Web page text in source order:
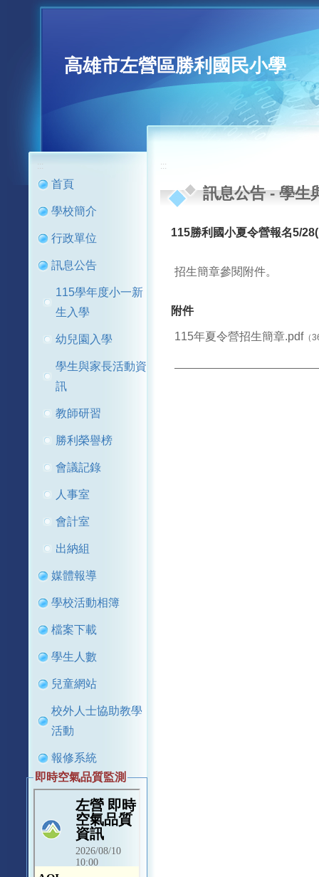
高雄市左營區勝利國民小學
:::
首頁
學校簡介
行政單位
訊息公告
115學年度小一新
生入學
幼兒園入學
學生與家長活動資
訊
教師研習
勝利榮譽榜
會議記錄
人事室
會計室
出納組
媒體報導
學校活動相簿
檔案下載
學生人數
兒童網站
校外人士協助教學
活動
報修系統
即時空氣品質監測
:::
訊息公告-學生
115勝利國小夏令營報名5/
招生簡章參閱附件。
附件
115年夏令營招生簡章.pdf（